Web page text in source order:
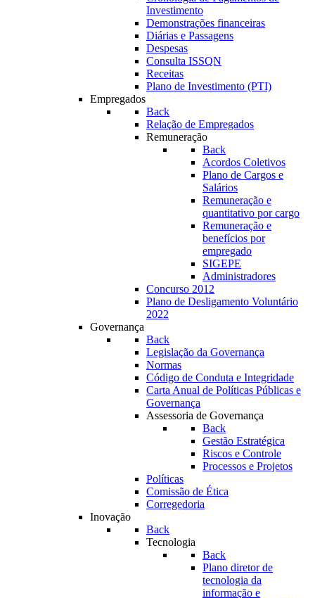
Investimento
Demonstrações financeiras
Diárias e Passagens
Despesas
Consulta ISSQN
Receitas
Plano de Investimento (PTI)
Empregados
Back
Relação de Empregados
Remuneração
Back
Acordos Coletivos
Plano de Cargos e
Salários
Remuneração e
quantitativo por cargo
Remuneração e
benefícios por
empregado
SIGEPE
Administradores
Concurso 2012
Plano de Desligamento Voluntário
2022
Governança
Back
Legislação da Governança
Normas
Código de Conduta e Integridade
Carta Anual de Políticas Públicas e
Governança
Assessoria de Governança
Back
Gestão Estratégica
Riscos e Controle
Processos e Projetos
Políticas
Comissão de Ética
Corregedoria
Inovação
Back
Tecnologia
Back
Plano diretor de
tecnologia da
informação e